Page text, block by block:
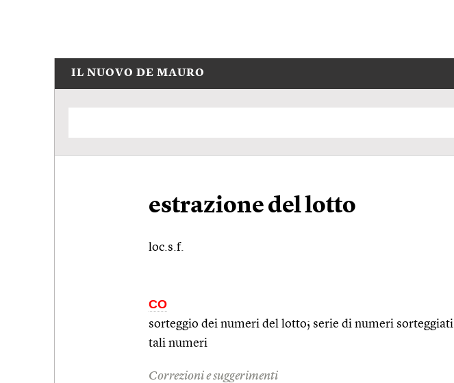
IL NUOVO DE MAURO
estrazione del lotto
loc.s.f.
CO
sorteggio dei numeri del lotto; serie di numeri sorteggiati
tali numeri
Correzioni e suggerimenti